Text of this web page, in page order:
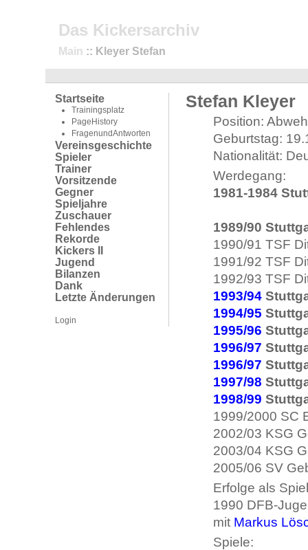
Das Kickersarchiv
Main :: Kleyer Stefan
Startseite
Trainingsplatz
PageHistory
FragenundAntworten
Vereinsgeschichte
Spieler
Trainer
Vorsitzende
Gegner
Spieljahre
Zuschauer
Fehlendes
Rekorde
Kickers II
Jugend
Bilanzen
Dank
Letzte Änderungen
Login
Stefan Kleyer
Position:
Geburtstag:
Nationalität:
Werdegang:
1981-1984
1989/90
1990/91 TSF
1991/92 TSF
1992/93 TSF
1993/94
1994/95
1995/96
1996/97
1996/97
1997/98
1998/99
1999/2000 SC
2002/03 KSG
2003/04 KSG
2005/06 SV
Erfolge als
1990 DFB-
mit Markus
Spiele: